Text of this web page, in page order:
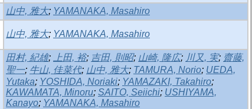
山中, 雅大; YAMANAKA, Masahiro
山中, 雅大; YAMANAKA, Masahiro
田村, 紀雄; 上田, 裕; 吉田, 則昭; 山崎, 隆広; 川又, 実; 齋藤,
聖一; 牛山, 佳菜代; 山中, 雅大; TAMURA, Norio; UEDA,
Yutaka; YOSHIDA, Noriaki; YAMAZAKI, Takahiro;
KAWAMATA, Minoru; SAITO, Seiichi; USHIYAMA,
Kanayo; YAMANAKA, Masahiro